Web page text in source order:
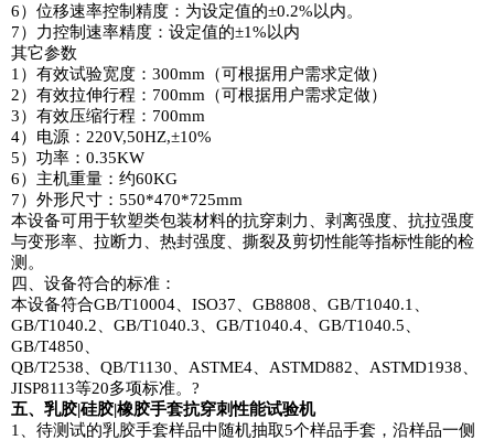
6）位移速率控制精度：为设定值的±0.2%以内。
7）力控制速率精度：设定值的±1%以内
其它参数
1）有效试验宽度：300mm（可根据用户需求定做）
2）有效拉伸行程：700mm（可根据用户需求定做）
3）有效压缩行程：700mm
4）电源：220V,50HZ,±10%
5）功率：0.35KW
6）主机重量：约60KG
7）外形尺寸：550*470*725mm
本设备可用于软塑类包装材料的抗穿刺力、剥离强度、抗拉强度
与变形率、拉断力、热封强度、撕裂及剪切性能等指标性能的检
测。
四、设备符合的标准：
本设备符合GB/T10004、ISO37、GB8808、GB/T1040.1、
GB/T1040.2、GB/T1040.3、GB/T1040.4、GB/T1040.5、
GB/T4850、
QB/T2538、QB/T1130、ASTME4、ASTMD882、ASTMD1938、
JISP8113等20多项标准。?
五、乳胶|硅胶|橡胶手套抗穿刺性能试验机
1、待测试的乳胶手套样品中随机抽取5个样品手套，沿样品一侧